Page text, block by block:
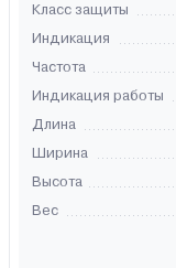
Класс защиты
Индикация
Частота
Индикация работы
Длина
Ширина
Высота
Вес